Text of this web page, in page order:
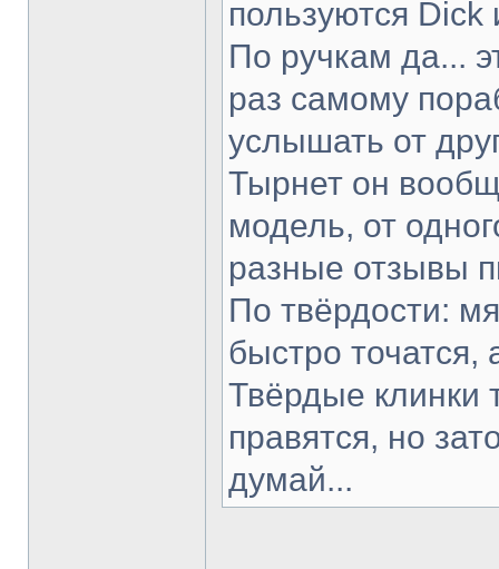
пользуются Dick
По ручкам да...
раз самому
услышать от
Тырнет он
модель, от
разные отзывы
По твёрдости:
быстро точатся,
Твёрдые клинки
правятся, но
думай...